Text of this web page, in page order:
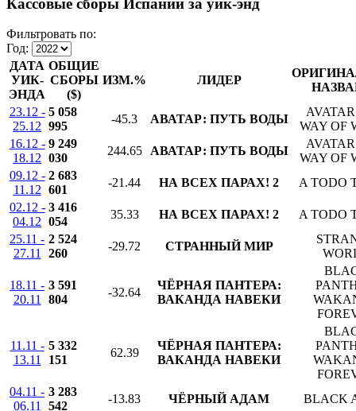
Фильтровать по:
Год:
ДАТА
УИК-
ЭНДА
ОБЩИЕ
СБОРЫ
($)
ИЗМ.% ЛИДЕР
23.12 -
25.12
5 058
995
-45.3 АВАТАР: ПУТЬ ВОДЫ
WAY OF
16.12 -
18.12
9 249
030
244.65 АВАТАР: ПУТЬ ВОДЫ
WAY OF
09.12 -
11.12
2 683
601
-21.44 НА ВСЕХ ПАРАХ! 2
A TODO
02.12 -
04.12
3 416
054
35.33 НА ВСЕХ ПАРАХ! 2
A TODO
25.11 -
27.11
2 524
260
-29.72 СТРАННЫЙ МИР
18.11 -
20.11
3 591
804
-32.64
ЧЁРНАЯ ПАНТЕРА:
ВАКАНДА НАВЕКИ
11.11 -
13.11
5 332
151
62.39
ЧЁРНАЯ ПАНТЕРА:
ВАКАНДА НАВЕКИ
04.11 -
06.11
3 283
542
-13.83 ЧЁРНЫЙ АДАМ
BLACK